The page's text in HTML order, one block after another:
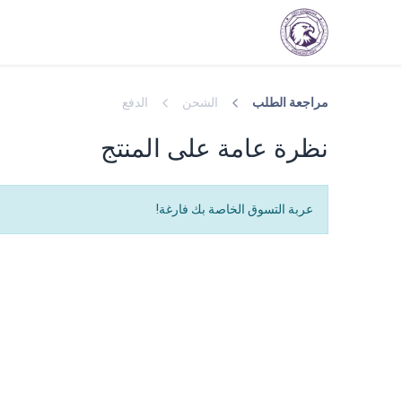
مراجعة الطلب الشحن الدفع
نظرة عامة على المنتج
عربة التسوق الخاصة بك فارغة!